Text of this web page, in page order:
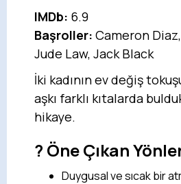
IMDb: 6.9
Başroller: Cameron
Jude Law, Jack Black
İki kadının ev değiş
aşkı farklı kıtalarda
hikaye.
? Öne Çıkan
Duygusal ve sıcak bir